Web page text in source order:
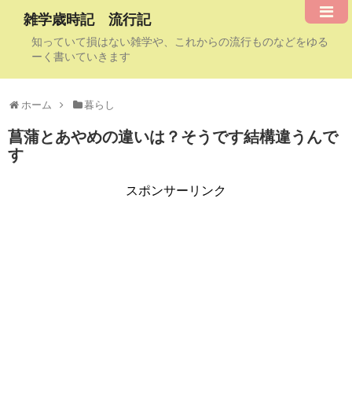
雑学歳時記 流行記
知っていて損はない雑学や、これからの流行ものなどをゆる
ーく書いていきます
ホーム 暮らし
菖蒲とあやめの違いは？そうです結構違うんで
す
スポンサーリンク